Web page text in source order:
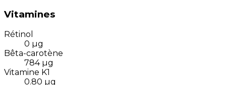
Vitamines
Rétinol
0 µg
Bêta-carotène
784 µg
Vitamine K1
0.80 µg